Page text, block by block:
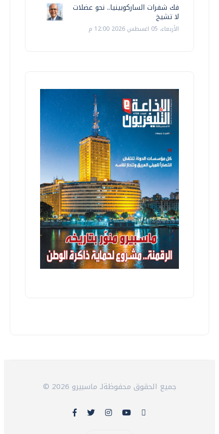
فك شفرات الساركوبينيا.. نحو عضلات
لا تشيخ
الأربعاء، 05 اغسطس 2026 12:00 م
© 2026 جميع الحقوق محفوظةلـ ماسبيرو